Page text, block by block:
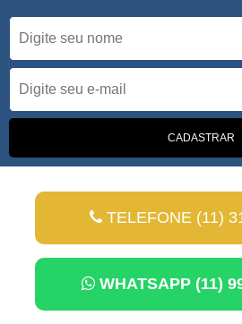
TELEFONE (11)
WHATSAPP (11)